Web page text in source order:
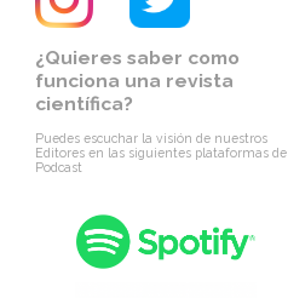
¿Quieres saber como
funciona una revista
científica?
Puedes escuchar la visión de nuestros
Editores en las siguientes plataformas de
Podcast